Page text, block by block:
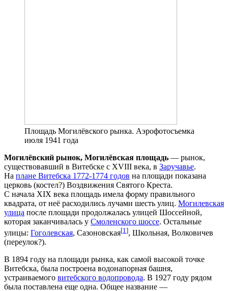
Площадь Могилёвского рынка. Аэрофотосъемка
июля 1941 года
Могилёвский рынок, Могилёвская площадь — рынок,
существовавший в Витебске с XVIII века, в Заручавье.
На плане Витебска 1772-1774 годов на площади показана
церковь (костел?) Воздвижения Святого Креста.
С начала XIX века площадь имела форму правильного
квадрата, от неё расходились лучами шесть улиц. Могилевская
улица после площади продолжалась улицей Шоссейной,
которая заканчивалась у Смоленского шоссе. Остальные
улицы: Гоголевская, Сазоновская[1], Школьная, Волковичев
(переулок?).
В 1894 году на площади рынка, как самой высокой точке
Витебска, была построена водонапорная башня,
устраиваемого витебского водопровода. В 1927 году рядом
была поставлена еще одна. Общее название —